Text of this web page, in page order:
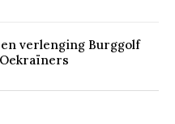
verlenging Burggolf